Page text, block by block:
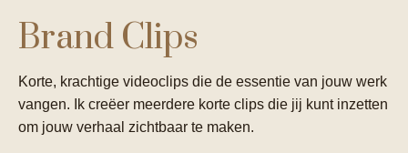
Brand Clips
Korte, krachtige videoclips die de essentie van jouw werk
vangen. Ik creëer meerdere korte clips die jij kunt inzetten
om jouw verhaal zichtbaar te maken.